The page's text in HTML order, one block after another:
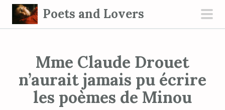
Poets and Lovers
Mme Claude Drouet
n’aurait jamais pu écrire
les poèmes de Minou